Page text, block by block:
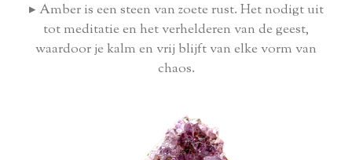
▸ Amber is een steen van zoete rust. Het nodigt uit
tot meditatie en het verhelderen van de geest,
waardoor je kalm en vrij blijft van elke vorm van
chaos.